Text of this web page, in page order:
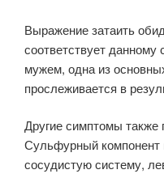
Выражение затаить
соответствует
мужем, одна из
прослеживается в
Другие симптомы также
Сульфурный компонент
сосудистую систему,